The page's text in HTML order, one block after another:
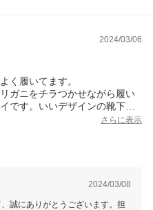
ので、お気軽にご連絡下さい。
に、お手元まで迅速にお届けでき
、今後とも、よろしくお願いしま
2024/03/06
く履いてます。
ガニをチラつかせながら履い
です。いいデザインの靴下で
さらに表示
2024/03/08
誠にありがとうございます。担